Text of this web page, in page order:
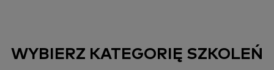
WYBIERZ KATEGORIĘ SZKOLEŃ